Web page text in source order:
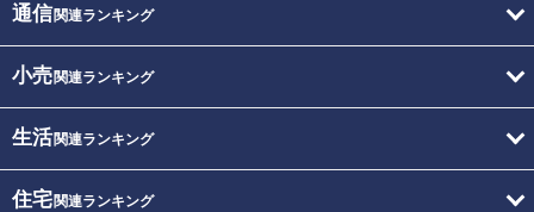
通信関連ランキング
小売関連ランキング
生活関連ランキング
住宅関連ランキング